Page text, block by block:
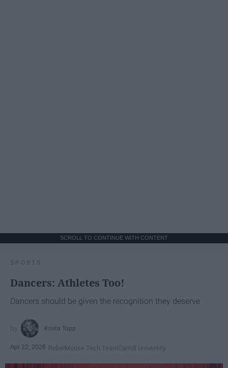
SCROLL TO CONTINUE WITH CONTENT
SPORTS
Dancers: Athletes Too!
Dancers should be given the recognition they deserve
Krista Topp
Apr 22, 2026 RebelMouse Tech TeamCarroll University